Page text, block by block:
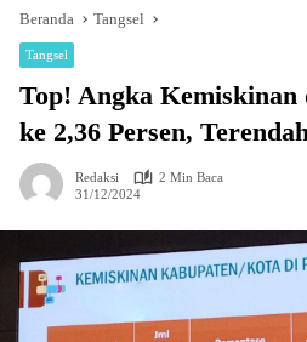
Beranda Tangsel
Tangsel
Top! Angka Kemiskinan
ke 2,36 Persen,
Redaksi
2 Min Baca
31/12/2024